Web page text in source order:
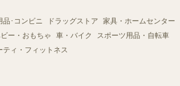
品･コンビニ ドラッグストア
家具・ホームセンター
ー・おもちゃ 車・バイク
スポーツ用品・自転車
ティ・フィットネス